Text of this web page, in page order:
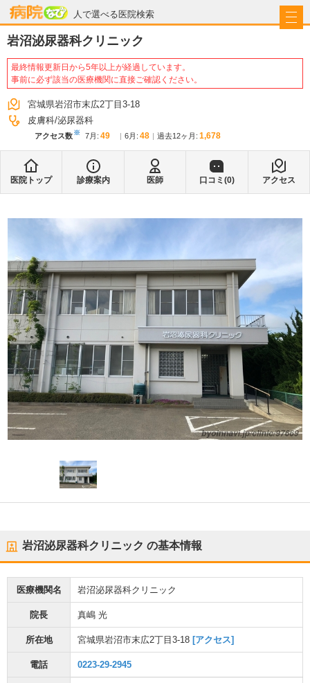
人で選べる医院検索
病院なび
岩沼泌尿器科クリニック
最終情報更新日から5年以上が経過しています。
事前に必ず該当の医療機関に直接ご確認ください。
宮城県岩沼市末広2丁目3-18
皮膚科 泌尿器科
アクセス数※ 7月 : 49 6月 : 48 過去12ヶ月: 1,678
医院トップ 診療案内 医師 口コミ(0) アクセス
岩沼泌尿器科クリニック の基本情報
医療機関名 岩沼泌尿器科クリニック
院長 真嶋 光
所在地 宮城県岩沼市末広2丁目3-18 [アクセス]
電話 0223-29-2945